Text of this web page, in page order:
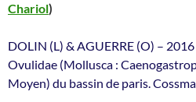
Chariol)
DOLIN (L) & AGUERRE (O) –
Ovulidae (Mollusca :
Moyen) du bassin de paris.